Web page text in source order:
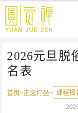
跳
主
2026元旦脱
名表
首页>正念打坐> 课程报